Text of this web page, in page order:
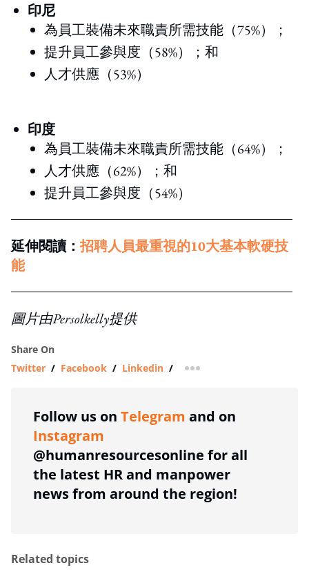
印尼
為員工裝備未來職責所需技能（75%）；
提升員工參與度（58%）；和
人才供應（53%）
印度
為員工裝備未來職責所需技能（64%）；
人才供應（62%）；和
提升員工參與度（54%）
延伸閱讀： 招聘人員最重視的10大基本軟硬技
能
圖片由Persolkelly提供
Share On
Twitter / Facebook / Linkedin / more sharing option
Follow us on Telegram and on
Instagram
@humanresourcesonline for all
the latest HR and manpower
news from around the region!
Related topics